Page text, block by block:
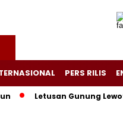
PERS RILIS
Letusan Gunung Lewotobi